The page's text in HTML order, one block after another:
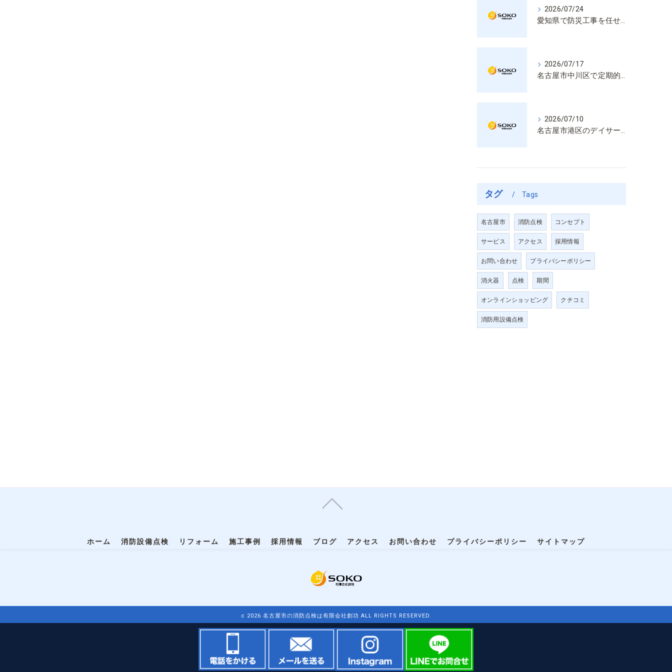
2026/07/24
愛知県で防災工事を任せるなら経験と技術で安心を提供する老舗業者
2026/07/17
名古屋市中川区で定期的な消防設備点検や整備はいざという時の命を守る安心管理
2026/07/10
名古屋市港区のデイサービス消防設備点検は消火器具や誘導灯も丁寧に作業を進めます
タグ Tags
名古屋市 消防点検 コンセプト
サービス アクセス 採用情報
お問い合わせ プライバシーポリシー
消火器 点検 期間
オンラインショッピング クチコミ
消防用設備点検
ホーム 消防設備点検 リフォーム 施工事例 採用情報 ブログ アクセス お問い合わせ プライバシーポリシー サイトマップ
c 2026 名古屋市の消防点検は有限会社創功 ALL RIGHTS RESERVED.